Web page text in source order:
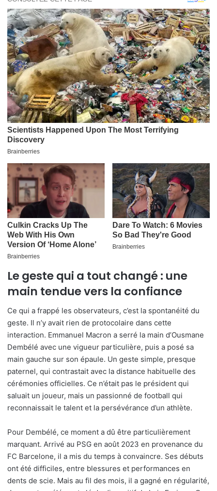
Le geste qui a tout changé : une
main tendue vers la confiance
Ce qui a frappé les observateurs, c’est la spontanéité du
geste. Il n’y avait rien de protocolaire dans cette
interaction. Emmanuel Macron a serré la main d’Ousmane
Dembélé avec une vigueur particulière, puis a posé sa
main gauche sur son épaule. Un geste simple, presque
paternel, qui contrastait avec la distance habituelle des
cérémonies officielles. Ce n’était pas le président qui
saluait un joueur, mais un passionné de football qui
reconnaissait le talent et la persévérance d’un athlète.
Pour Dembélé, ce moment a dû être particulièrement
marquant. Arrivé au PSG en août 2023 en provenance du
FC Barcelone, il a mis du temps à convaincre. Ses débuts
ont été difficiles, entre blessures et performances en
dents de scie. Mais au fil des mois, il a gagné en régularité,